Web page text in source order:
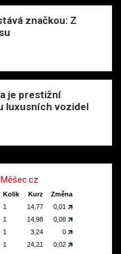
značkou: Z
je prestižní
luxusních vozidel